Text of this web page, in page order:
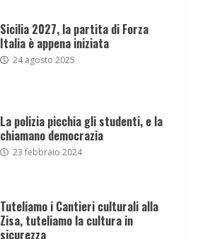
Sicilia 2027, la partita di Forza
Italia è appena iniziata
24 agosto 2025
La polizia picchia gli studenti, e la
chiamano democrazia
23 febbraio 2024
Tuteliamo i Cantieri culturali alla
Zisa, tuteliamo la cultura in
sicurezza